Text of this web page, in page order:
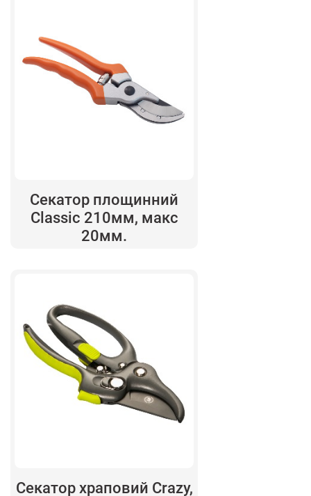
Секатор площинний
Classic 210мм, макс
20мм.
Секатор храповий Crazy,